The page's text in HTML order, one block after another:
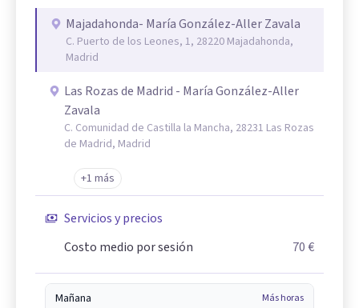
Majadahonda- María González-Aller Zavala
C. Puerto de los Leones, 1, 28220 Majadahonda,
Madrid
Las Rozas de Madrid - María González-Aller
Zavala
C. Comunidad de Castilla la Mancha, 28231 Las Rozas
de Madrid, Madrid
+1 más
Servicios y precios
Costo medio por sesión
70 €
Mañana Más horas